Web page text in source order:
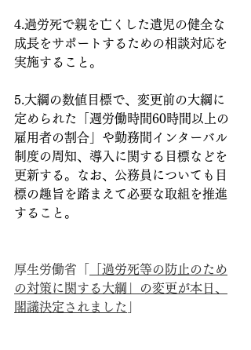
4.過労死で親を亡くした遺児の健全な
成長をサポートするための相談対応を
実施すること。
5.大綱の数値目標で、変更前の大綱に
定められた「週労働時間60時間以上の
雇用者の割合」や勤務間インターバル
制度の周知、導入に関する目標などを
更新する。なお、公務員についても目
標の趣旨を踏まえて必要な取組を推進
すること。
厚生労働省「
「過労死等の防止のため
の対策に関する大綱」の変更が本日、
閣議決定されました